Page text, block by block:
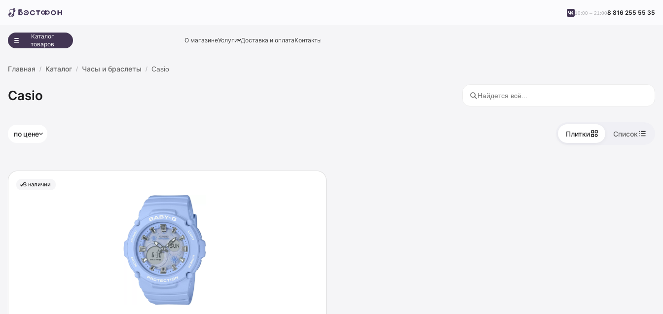
О магазинеУслуги Доставка и оплатаКонтакты
Каталог
товаров
10:00 – 21:008 816 255 55 35
Главная Каталог Часы и браслеты Casio
Casio
по цене Плитки Список
В наличии